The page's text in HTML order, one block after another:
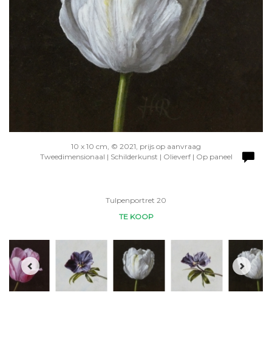
10 x 10 cm, © 2021, prijs op aanvraag
Tweedimensionaal | Schilderkunst | Olieverf | Op paneel
Tulpenportret 20
TE KOOP